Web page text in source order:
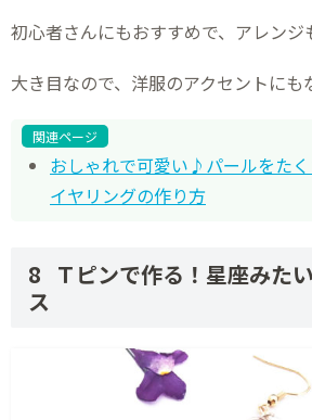
初心者さんにもおすすめで、アレンジ
大き目なので、洋服のアクセントにも
関連ページ
おしゃれで可愛い♪パールをた
イヤリングの作り方
Ｔピンで作る！星座みた
ス